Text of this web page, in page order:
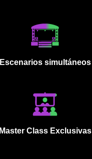
Escenarios simultáneos
Master Class Exclusivas